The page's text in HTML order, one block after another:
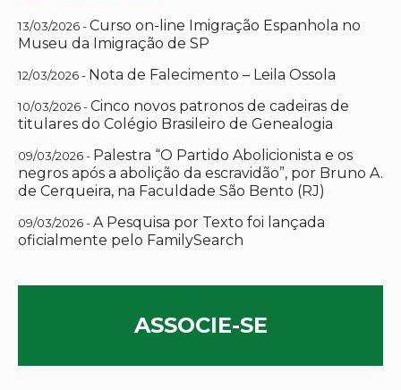
13/03/2026 -Curso on-line Imigração Espanhola no
Museu da Imigração de SP
12/03/2026 - Nota de Falecimento – Leila Ossola
10/03/2026 -Cinco novos patronos de cadeiras de
titulares do Colégio Brasileiro de Genealogia
09/03/2026 - Palestra “O Partido Abolicionista e os
negros após a abolição da escravidão”, por Bruno A.
de Cerqueira, na Faculdade São Bento (RJ)
09/03/2026 -A Pesquisa por Texto foi lançada
oficialmente pelo FamilySearch
ASSOCIE-SE